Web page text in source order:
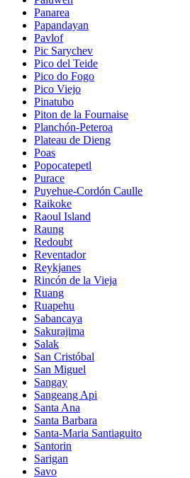
Panarea
Papandayan
Pavlof
Pic Sarychev
Pico del Teide
Pico do Fogo
Pico Viejo
Pinatubo
Piton de la Fournaise
Planchón-Peteroa
Plateau de Dieng
Poas
Popocatepetl
Purace
Puyehue-Cordón Caulle
Raikoke
Raoul Island
Raung
Redoubt
Reventador
Reykjanes
Rincón de la Vieja
Ruang
Ruapehu
Sabancaya
Sakurajima
Salak
San Cristóbal
San Miguel
Sangay
Sangeang Api
Santa Ana
Santa Barbara
Santa-Maria Santiaguito
Santorin
Sarigan
Savo